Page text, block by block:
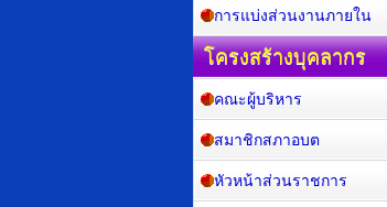
การแบ่งส่วนงานภายใน
โครงสร้างบุคลากร
คณะผู้บริหาร
สมาชิกสภาอบต
หัวหน้าส่วนราชการ